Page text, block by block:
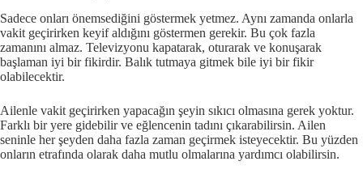
Sadece onları önemsediğini göstermek yetmez. Aynı zamanda onlarla
vakit geçirirken keyif aldığını göstermen gerekir. Bu çok fazla
zamanını almaz. Televizyonu kapatarak, oturarak ve konuşarak
başlaman iyi bir fikirdir. Balık tutmaya gitmek bile iyi bir fikir
olabilecektir.
Ailenle vakit geçirirken yapacağın şeyin sıkıcı olmasına gerek yoktur.
Farklı bir yere gidebilir ve eğlencenin tadını çıkarabilirsin. Ailen
seninle her şeyden daha fazla zaman geçirmek isteyecektir. Bu yüzden
onların etrafında olarak daha mutlu olmalarına yardımcı olabilirsin.